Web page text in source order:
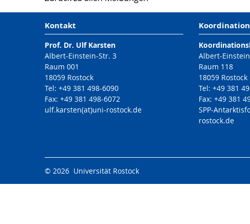
Kontakt
Prof. Dr. Ulf Karsten
Albert-Einstein-Str. 3
Raum 001
18059 Rostock
Tel: +49 381 498-6090
Fax: +49 381 498-6072
ulf.karsten(at)uni-rostock.de
Albert-
Raum 118
18059 Rostock
Tel: +49 381
Fax: +49 381
SPP-
rostock.de
© 2026 Universität Rostock